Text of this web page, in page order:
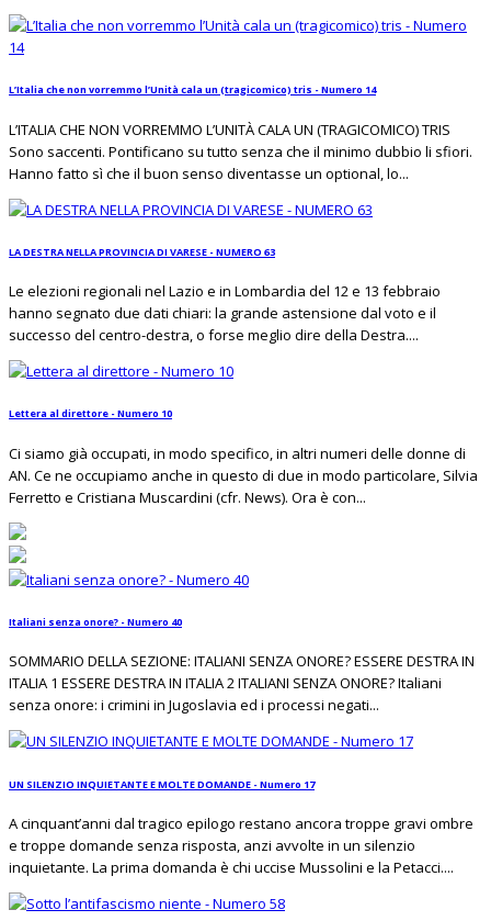
L’Italia che non vorremmo l’Unità cala un (tragicomico) tris - Numero 14
L’ITALIA CHE NON VORREMMO L’UNITÀ CALA UN (TRAGICOMICO) TRIS
Sono saccenti. Pontificano su tutto senza che il minimo dubbio li sfiori.
Hanno fatto sì che il buon senso diventasse un optional, lo...
LA DESTRA NELLA PROVINCIA DI VARESE - NUMERO 63
Le elezioni regionali nel Lazio e in Lombardia del 12 e 13 febbraio
hanno segnato due dati chiari: la grande astensione dal voto e il
successo del centro-destra, o forse meglio dire della Destra....
Lettera al direttore - Numero 10
Ci siamo già occupati, in modo specifico, in altri numeri delle donne di
AN. Ce ne occupiamo anche in questo di due in modo particolare, Silvia
Ferretto e Cristiana Muscardini (cfr. News). Ora è con...
Italiani senza onore? - Numero 40
SOMMARIO DELLA SEZIONE: ITALIANI SENZA ONORE? ESSERE DESTRA IN
ITALIA 1 ESSERE DESTRA IN ITALIA 2 ITALIANI SENZA ONORE? Italiani
senza onore: i crimini in Jugoslavia ed i processi negati...
UN SILENZIO INQUIETANTE E MOLTE DOMANDE - Numero 17
A cinquant’anni dal tragico epilogo restano ancora troppe gravi ombre
e troppe domande senza risposta, anzi avvolte in un silenzio
inquietante. La prima domanda è chi uccise Mussolini e la Petacci....